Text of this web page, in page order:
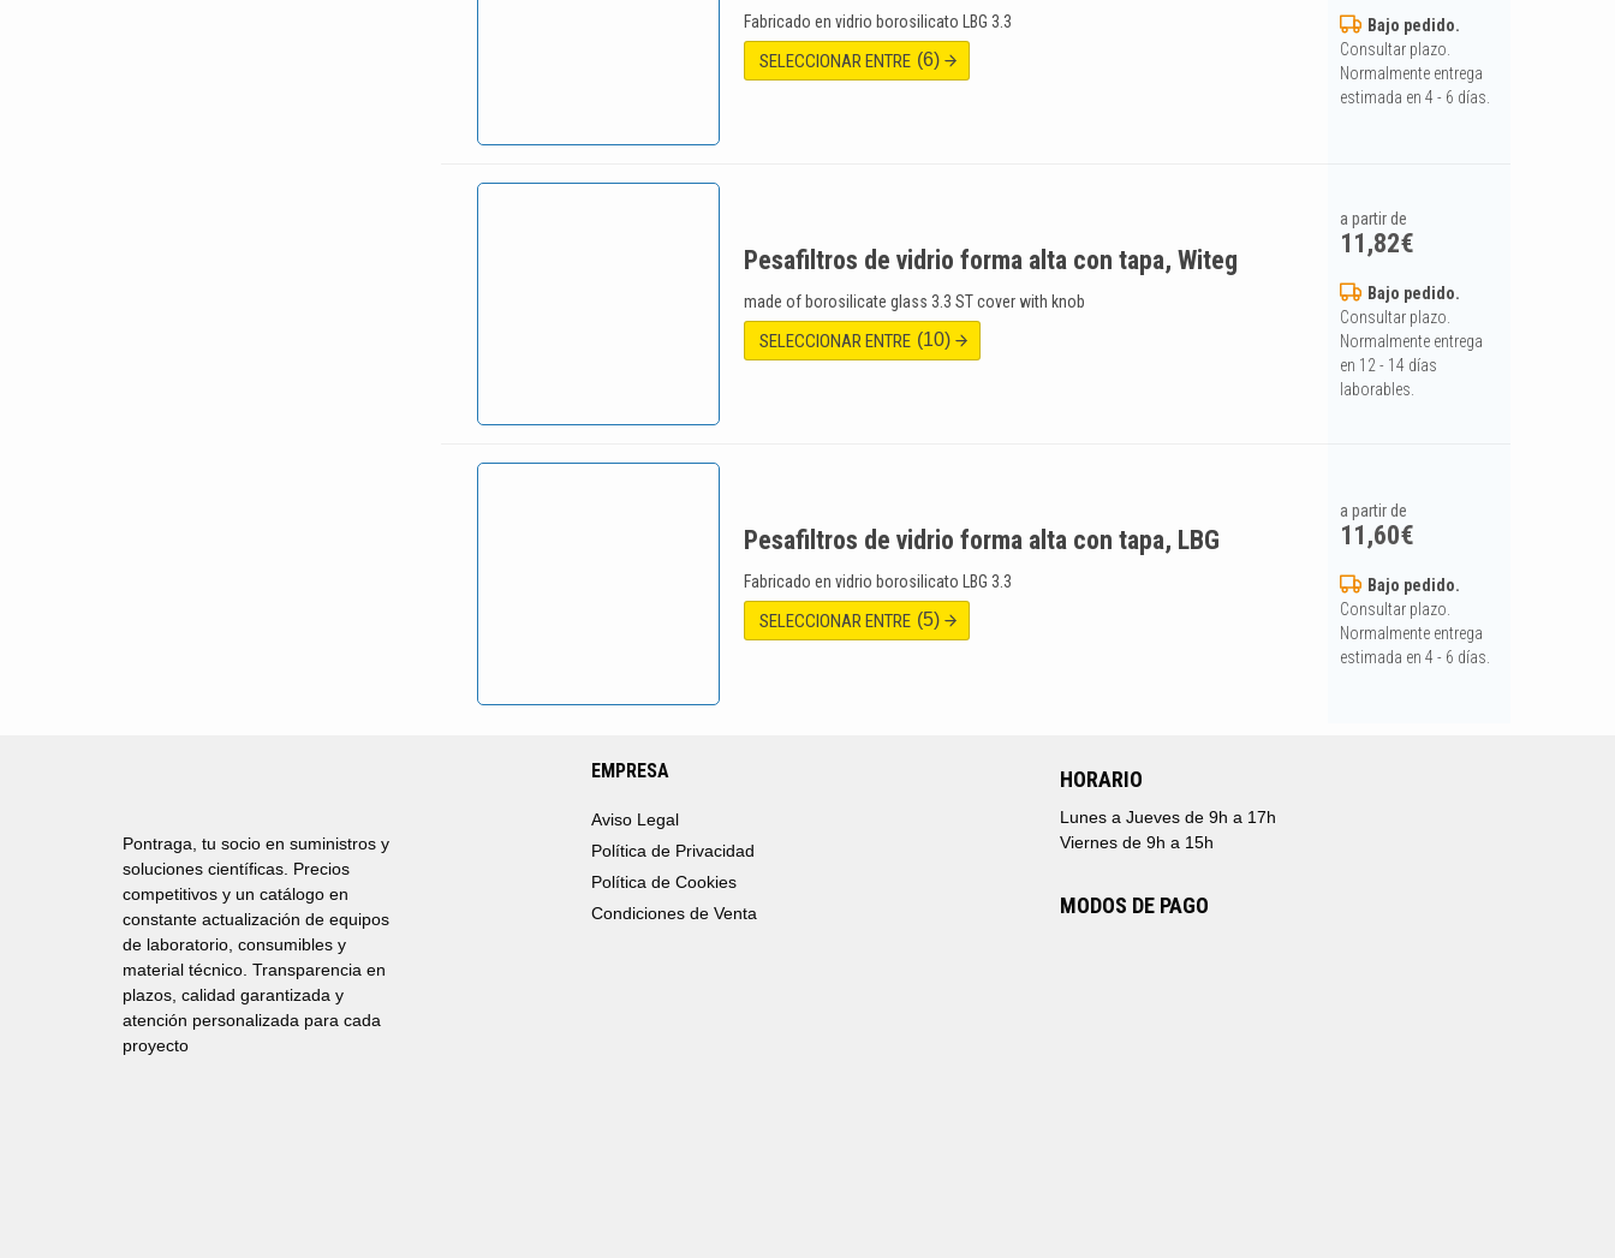
Fabricado en vidrio borosilicato LBG 3.3
SELECCIONAR ENTRE (6)
Bajo pedido.
Consultar plazo.
Normalmente entrega
estimada en 4 - 6 días.
Pesafiltros de vidrio forma alta con tapa, Witeg
made of borosilicate glass 3.3 ST cover with knob
SELECCIONAR ENTRE (10)
a partir de
11,82€
Bajo pedido.
Consultar plazo.
Normalmente entrega
en 12 - 14 días
laborables.
Pesafiltros de vidrio forma alta con tapa, LBG
Fabricado en vidrio borosilicato LBG 3.3
SELECCIONAR ENTRE (5)
a partir de
11,60€
Bajo pedido.
Consultar plazo.
Normalmente entrega
estimada en 4 - 6 días.
Pontraga, tu socio en suministros y
soluciones científicas. Precios
competitivos y un catálogo en
constante actualización de equipos
de laboratorio, consumibles y
material técnico. Transparencia en
plazos, calidad garantizada y
atención personalizada para cada
proyecto
EMPRESA
Aviso Legal
Política de Privacidad
Política de Cookies
Condiciones de Venta
HORARIO
Lunes a Jueves de 9h a 17h
Viernes de 9h a 15h
MODOS DE PAGO